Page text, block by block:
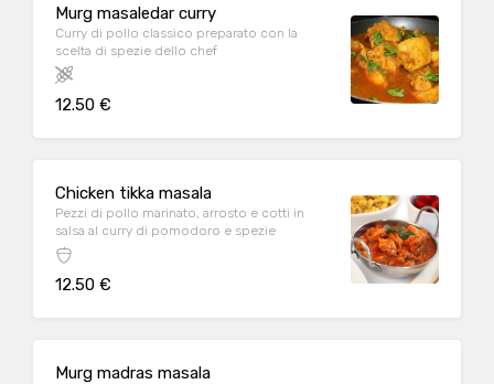
Murg masaledar curry
Curry di pollo classico preparato con la
scelta di spezie dello chef
12.50 €
Chicken tikka masala
Pezzi di pollo marinato, arrosto e cotti in
salsa al curry di pomodoro e spezie
12.50 €
Murg madras masala